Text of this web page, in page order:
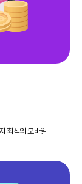
최적의 모바일